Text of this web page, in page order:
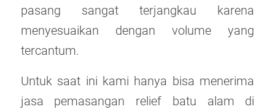
pasang sangat terjangkau karena
menyesuaikan dengan volume yang
tercantum.
Untuk saat ini kami hanya bisa menerima
jasa pemasangan relief batu alam di